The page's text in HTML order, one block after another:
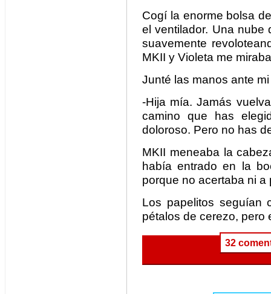
Cogí la enorme bolsa
el ventilador. Una nube
suavemente
MKII y Violeta me
Junté las manos ante
-Hija mía. Jamás
camino que has
doloroso. Pero no has
MKII meneaba la
había entrado en la
porque no acertaba ni a
Los papelitos seguían
pétalos de cerezo, pero
32